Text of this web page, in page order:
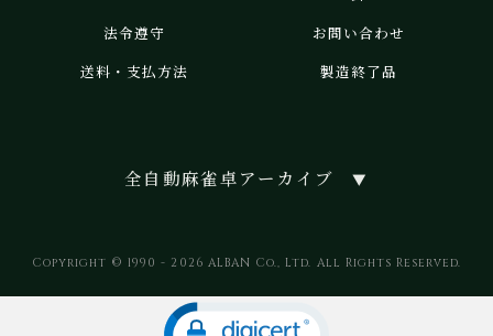
法令遵守
お問い合わせ
送料・支払方法
製造終了品
全自動麻雀卓アーカイブ ▼
Copyright © 1990 - 2026 ALBAN Co., Ltd. All Rights Reserved.